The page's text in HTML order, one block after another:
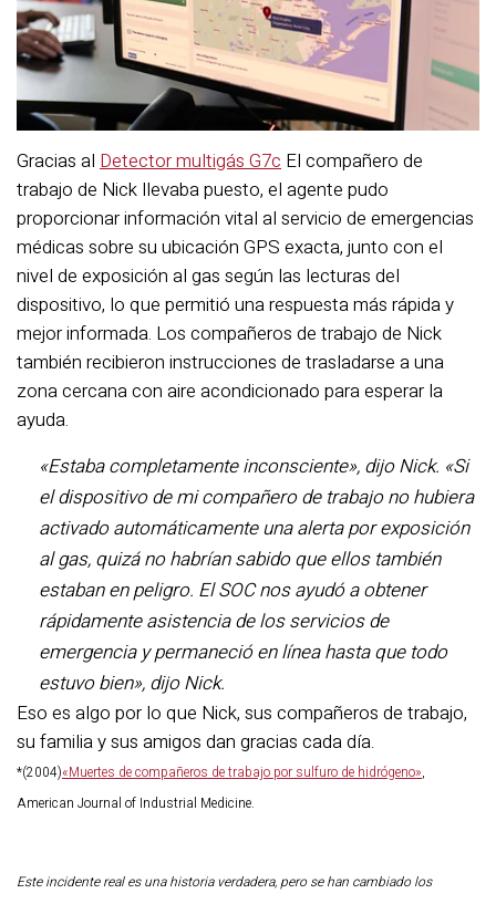
Gracias al Detector multigás G7c El compañero de
trabajo de Nick llevaba puesto, el agente pudo
proporcionar información vital al servicio de emergencias
médicas sobre su ubicación GPS exacta, junto con el
nivel de exposición al gas según las lecturas del
dispositivo, lo que permitió una respuesta más rápida y
mejor informada. Los compañeros de trabajo de Nick
también recibieron instrucciones de trasladarse a una
zona cercana con aire acondicionado para esperar la
ayuda.
«Estaba completamente inconsciente», dijo Nick. «Si
el dispositivo de mi compañero de trabajo no hubiera
activado automáticamente una alerta por exposición
al gas, quizá no habrían sabido que ellos también
estaban en peligro. El SOC nos ayudó a obtener
rápidamente asistencia de los servicios de
emergencia y permaneció en línea hasta que todo
estuvo bien», dijo Nick.
Eso es algo por lo que Nick, sus compañeros de trabajo,
su familia y sus amigos dan gracias cada día.
*(2004)«Muertes de compañeros de trabajo por sulfuro de hidrógeno»,
American Journal of Industrial Medicine.
Este incidente real es una historia verdadera, pero se han cambiado los